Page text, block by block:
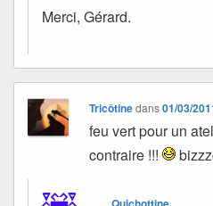
Merci, Gérard.
Tricôtinedans01/03/
feu vert pour un
contraire !!!